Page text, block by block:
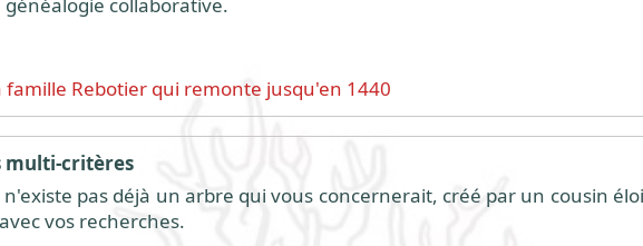
famille Rebotier qui remonte jusqu'en 1440
multi-critères
pas déjà un arbre qui vous concernerait, créé par un cousin
vos recherches.